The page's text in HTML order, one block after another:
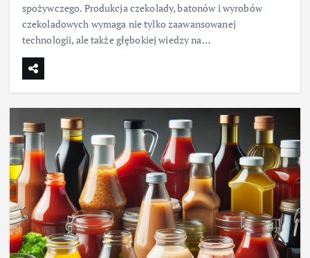
spożywczego. Produkcja czekolady, batonów i wyrobów
czekoladowych wymaga nie tylko zaawansowanej
technologii, ale także głębokiej wiedzy na…